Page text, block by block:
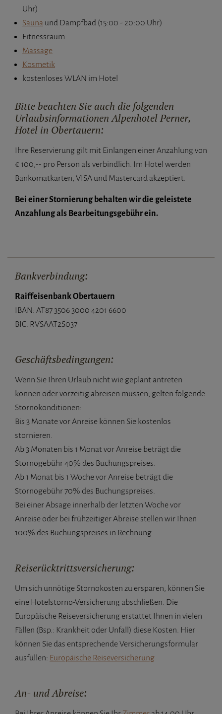
Uhr)
Sauna und Dampfbad (15:00 - 20:00 Uhr)
Fitnessraum
Massage
Kosmetik
kostenloses WLAN im Hotel
Bitte beachten Sie auch die folgenden
Urlaubsinformationen Alpenhotel Perner,
Hotel in Obertauern:
Ihre Reservierung gilt mit Einlangen einer Anzahlung von
€ 100,-- pro Person als verbindlich. Im Hotel werden
Bankomatkarten, VISA und Mastercard akzeptiert.
Bei einer Stornierung behalten wir die geleistete
Anzahlung als Bearbeitungsgebühr ein.
Bankverbindung:
Raiffeisenbank Obertauern
IBAN: AT87 3506 3000 4201 6600
BIC: RVSAAT2S037
Geschäftsbedingungen:
Wenn Sie Ihren Urlaub nicht wie geplant antreten
können oder vorzeitig abreisen müssen, gelten folgende
Stornokonditionen:
Bis 3 Monate vor Anreise können Sie kostenlos
stornieren.
Ab 3 Monaten bis 1 Monat vor Anreise beträgt die
Stornogebühr 40% des Buchungspreises.
Ab 1 Monat bis 1 Woche vor Anreise beträgt die
Stornogebühr 70% des Buchungspreises.
Bei einer Absage innerhalb der letzten Woche vor
Anreise oder bei frühzeitiger Abreise stellen wir Ihnen
100% des Buchungspreises in Rechnung.
Reiserücktrittsversicherung:
Um sich unnötige Stornokosten zu ersparen, können Sie
eine Hotelstorno-Versicherung abschließen. Die
Europäische Reiseversicherung erstattet Ihnen in vielen
Fällen (Bsp.: Krankheit oder Unfall) diese Kosten. Hier
können Sie das entsprechende Versicherungsformular
ausfüllen: Europäische Reiseversicherung
An- und Abreise: